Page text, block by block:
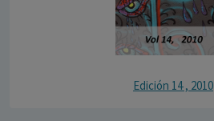
Edición 14 , 2010